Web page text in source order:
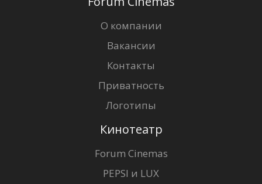
О компании
Вакансии
Контакты
Приватность
Логотипы
Кинотеатр
Forum Cinemas
PEPSI и LUX